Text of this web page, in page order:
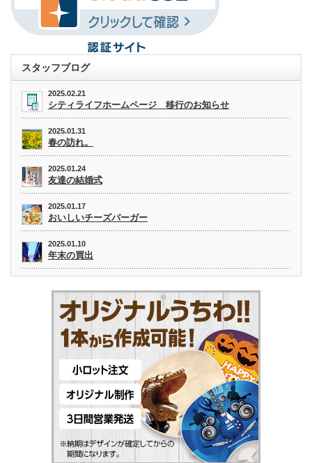
スタッフブログ
2025.02.21
シティライフホームページ 移行のお知らせ
2025.01.31
春の訪れ。
2025.01.24
友達の結婚式
2025.01.17
おいしいチーズバーガー
2025.01.10
年末の買出